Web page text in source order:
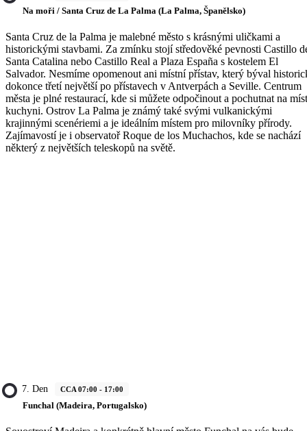
Na moři / Santa Cruz de La Palma (La Palma, Španělsko)
Santa Cruz de la Palma je malebné město s krásnými uličkami a
historickými stavbami. Za zmínku stojí středověké pevnosti Castillo
Santa Catalina nebo Castillo Real a Plaza España s kostelem El
Salvador. Nesmíme opomenout ani místní přístav, který býval
dokonce třetí největší po přístavech v Antverpách a Seville. Centrum
města je plné restaurací, kde si můžete odpočinout a pochutnat na
kuchyni. Ostrov La Palma je známý také svými vulkanickými
krajinnými scenériemi a je ideálním místem pro milovníky přírody.
Zajímavostí je i observatoř Roque de los Muchachos, kde se nachází
některý z největších teleskopů na světě.
7. Den CCA 07:00 - 17:00
Funchal (Madeira, Portugalsko)